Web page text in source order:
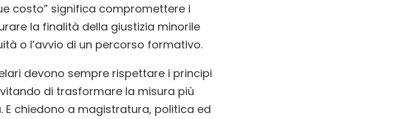
costo” significa compromettere i
la finalità della giustizia minorile
o l’avvio di un percorso formativo.
devono sempre rispettare i principi
di trasformare la misura più
chiedono a magistratura, politica ed